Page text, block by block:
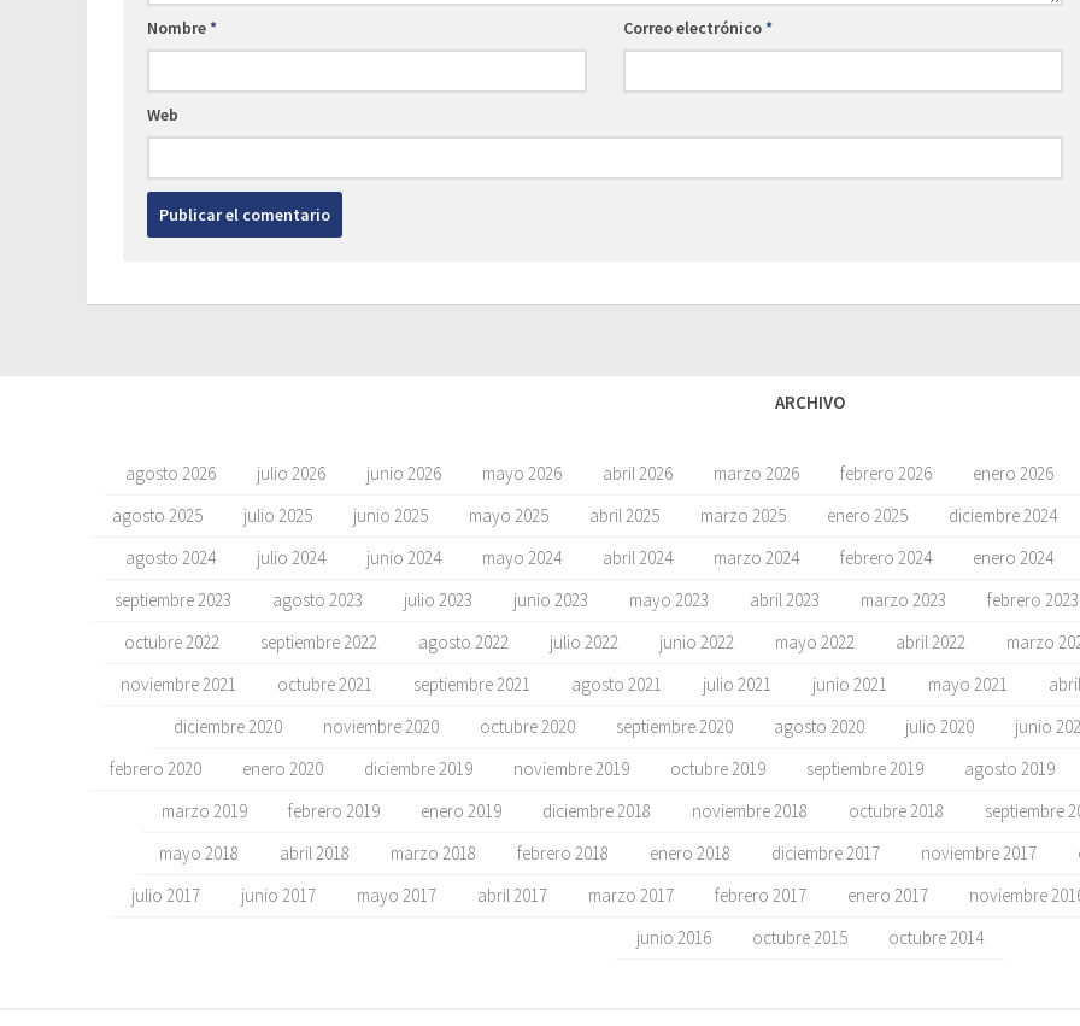
Nombre* Correo electrónico*
Web
ARCHIVO
agosto 2026 julio 2026 junio 2026 mayo 2026 abril 2026 marzo 2026 febrero 2026
enero 2026
agosto 2025
julio 2025 junio 2025 mayo 2025 abril 2025 marzo 2025 enero 2025
diciembre 2024
agosto 2024
julio 2024 junio 2024 mayo 2024 abril 2024 marzo 2024 febrero 2024
enero 2024
septiembre 2023
agosto 2023 julio 2023 junio 2023 mayo 2023 abril 2023 marzo 2023
febrero 2023
octubre 2022
septiembre 2022 agosto 2022 julio 2022 junio 2022 mayo 2022 abril 2022
marzo
noviembre 2021
octubre 2021 septiembre 2021 agosto 2021 julio 2021 junio 2021 mayo 2021
diciembre 2020
noviembre 2020 octubre 2020 septiembre 2020 agosto 2020 julio 2020
junio
febrero 2020
enero 2020 diciembre 2019 noviembre 2019 octubre 2019 septiembre 2019
agosto 2019
marzo 2019
febrero 2019 enero 2019 diciembre 2018 noviembre 2018 octubre 2018
septiembre
mayo 2018
abril 2018 marzo 2018 febrero 2018 enero 2018 diciembre 2017 noviembre 2017
julio 2017
junio 2017 mayo 2017 abril 2017 marzo 2017 febrero 2017 enero 2017
noviembre
junio 2016
octubre 2015 octubre 2014